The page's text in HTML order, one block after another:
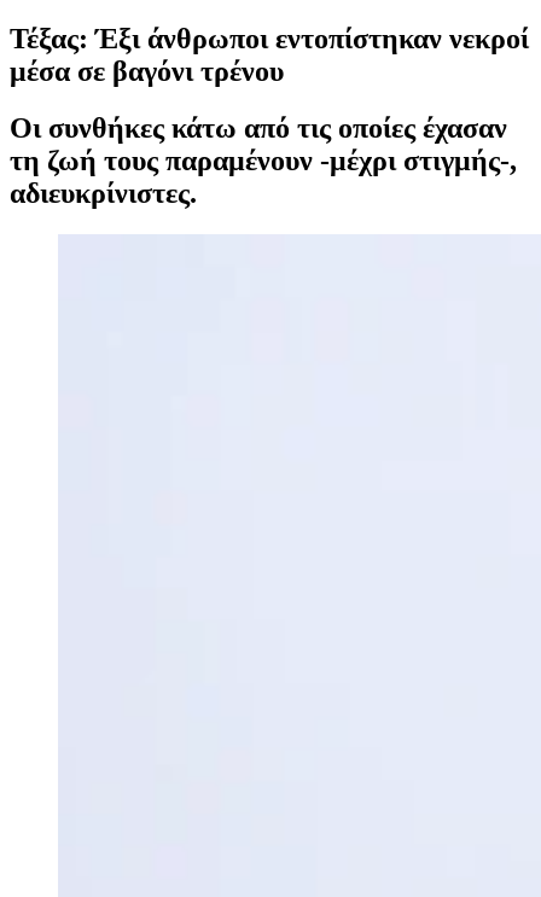
Τέξας: Έξι άνθρωποι εντοπίστηκαν νεκροί
μέσα σε βαγόνι τρένου
Οι συνθήκες κάτω από τις οποίες έχασαν
τη ζωή τους παραμένουν -μέχρι στιγμής-,
αδιευκρίνιστες.